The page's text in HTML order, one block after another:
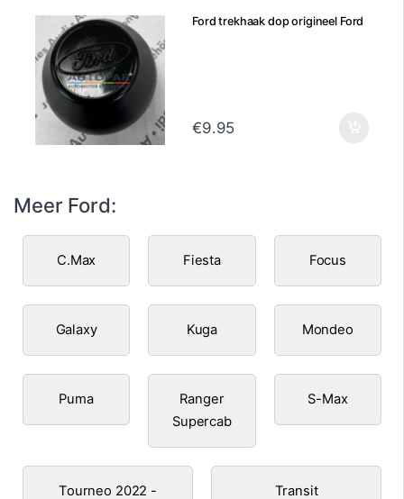
Ford trekhaak dop origineel Ford
€9.95
Meer Ford:
C.Max Fiesta Focus
Galaxy Kuga Mondeo
Puma
Ranger
Supercab
S-Max
Tourneo 2022 -
Transit